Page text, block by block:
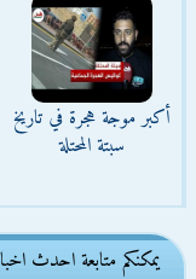
أكبر موجة هجرة في تاريخ
سبتة المحتلة
يمكنكم متابعة احدث